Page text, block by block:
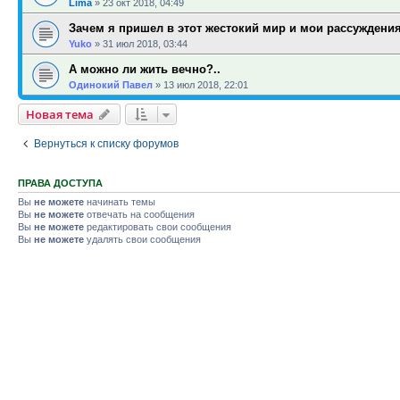
Lima » 23 окт 2018, 04:49
Зачем я пришел в этот жестокий мир и мои
Yuko » 31 июл 2018, 03:44
А можно ли жить вечно?..
Одинокий Павел » 13 июл 2018, 22:01
Новая тема
Вернуться к списку форумов
ПРАВА ДОСТУПА
Вы не можете начинать темы
Вы не можете отвечать на сообщения
Вы не можете редактировать свои сообщения
Вы не можете удалять свои сообщения